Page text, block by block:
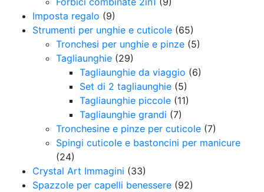
Imposta regalo (9)
Strumenti per unghie e cuticole (65)
Tronchesi per unghie e pinze (5)
Tagliaunghie (29)
Tagliaunghie da viaggio (6)
Set di 2 tagliaunghie (5)
Tagliaunghie piccole (11)
Tagliaunghie grandi (7)
Tronchesine e pinze per cuticole (7)
Spingi cuticole e bastoncini per manicure
(24)
Crystal Art Immagini (33)
Spazzole per capelli benessere (92)